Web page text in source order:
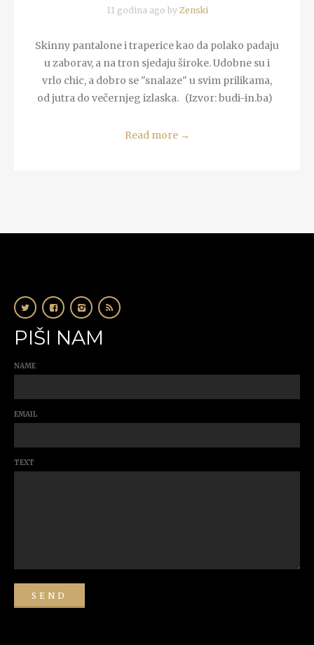
11 godina ago by Zenski
Skinny pantalone i traperice kao da polako padaju
u zaborav, a na tron sjedaju široke. Udobne su i
vrlo chic, a dobro se "snalaze" u svim prilikama,
od jutra do večernjeg izlaska. (Izvor: budi-in.ba)
Read more →
PIŠI NAM
NAME
EMAIL
TEXT